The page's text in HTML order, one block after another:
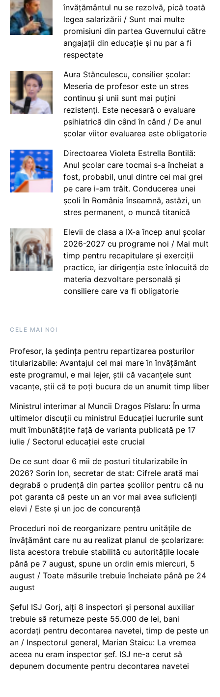
învățământul nu se rezolvă, pică toată
legea salarizării / Sunt mai multe
promisiuni din partea Guvernului către
angajații din educație și nu par a fi
respectate
Aura Stănculescu, consilier școlar:
Meseria de profesor este un stres
continuu și unii sunt mai puțini
rezistenți. Este necesară o evaluare
psihiatrică din când în când / De anul
școlar viitor evaluarea este obligatorie
Directoarea Violeta Estrella Bontilă:
Anul școlar care tocmai s-a încheiat a
fost, probabil, unul dintre cei mai grei
pe care i-am trăit. Conducerea unei
școli în România înseamnă, astăzi, un
stres permanent, o muncă titanică
Elevii de clasa a IX-a încep anul școlar
2026-2027 cu programe noi / Mai mult
timp pentru recapitulare și exerciții
practice, iar dirigenția este înlocuită de
materia dezvoltare personală și
consiliere care va fi obligatorie
CELE MAI NOI
Profesor, la ședința pentru repartizarea posturilor
titularizabile: Avantajul cel mai mare în învățământ
este programul, e mai lejer, știi că vacanțele sunt
vacanţe, știi că te poți bucura de un anumit timp liber
Ministrul interimar al Muncii Dragos Pîslaru: În urma
ultimelor discuții cu ministrul Educației lucrurile sunt
mult îmbunătățite față de varianta publicată pe 17
iulie / Sectorul educației este crucial
De ce sunt doar 6 mii de posturi titularizabile în
2026? Sorin Ion, secretar de stat: Cifrele arată mai
degrabă o prudență din partea școlilor pentru că nu
pot garanta că peste un an vor mai avea suficienți
elevi / Este și un joc de concurență
Proceduri noi de reorganizare pentru unitățile de
învățământ care nu au realizat planul de școlarizare:
lista acestora trebuie stabilită cu autoritățile locale
până pe 7 august, spune un ordin emis miercuri, 5
august / Toate măsurile trebuie încheiate până pe 24
august
Șeful ISJ Gorj, alți 8 inspectori și personal auxiliar
trebuie să returneze peste 55.000 de lei, bani
acordați pentru decontarea navetei, timp de peste un
an / Inspectorul general, Marian Staicu: La vremea
aceea nu eram inspector șef. ISJ ne-a cerut să
depunem documente pentru decontarea navetei